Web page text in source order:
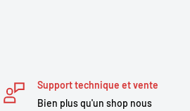
Support technique et vente
Bien plus qu'un shop nous